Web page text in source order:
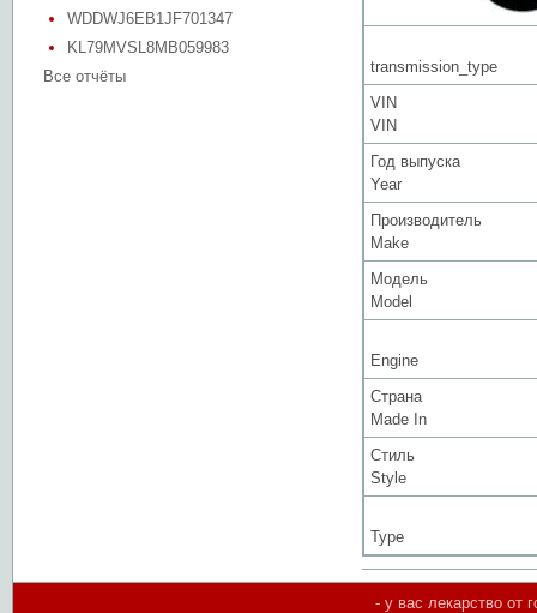
WDDWJ6EB1JF701347
KL79MVSL8MB059983
Все отчёты
transmission_type
VIN
VIN
Год выпуска
Year
Производитель
Make
Модель
Model
Engine
Страна
Made In
Стиль
Style
Type
- у вас лекарство от